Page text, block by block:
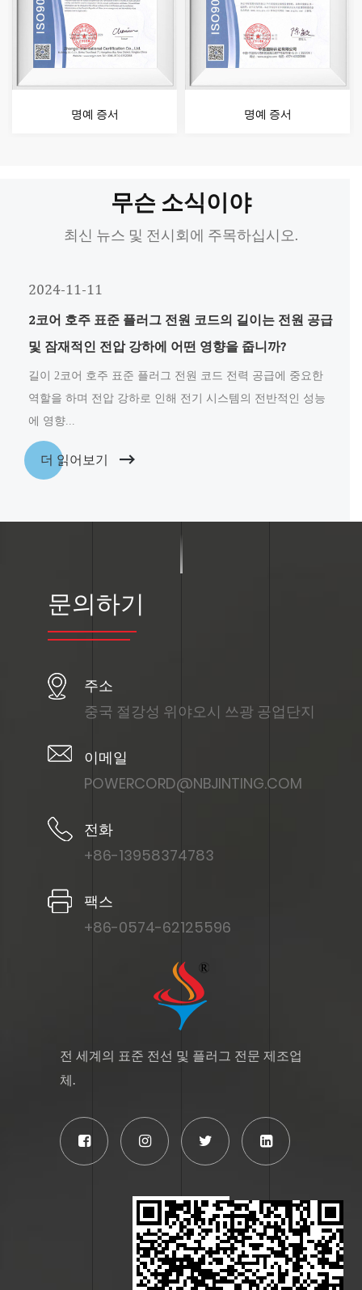
명예 증서 명예 증서
무슨 소식이야
최신 뉴스 및 전시회에 주목하십시오.
2024-11-11
2코어 호주 표준 플러그 전원 코드의 길이는 전원 공급
및 잠재적인 전압 강하에 어떤 영향을 줍니까?
길이 2코어 호주 표준 플러그 전원 코드 전력 공급에 중요한
역할을 하며 전압 강하로 인해 전기 시스템의 전반적인 성능
에 영향...
더 읽어보기
문의하기
주소
중국 절강성 위야오시 쓰광 공업단지
이메일
POWERCORD@NBJINTING.COM
전화
+86-13958374783
팩스
+86-0574-62125596
전 세계의 표준 전선 및 플러그 전문 제조업
체.